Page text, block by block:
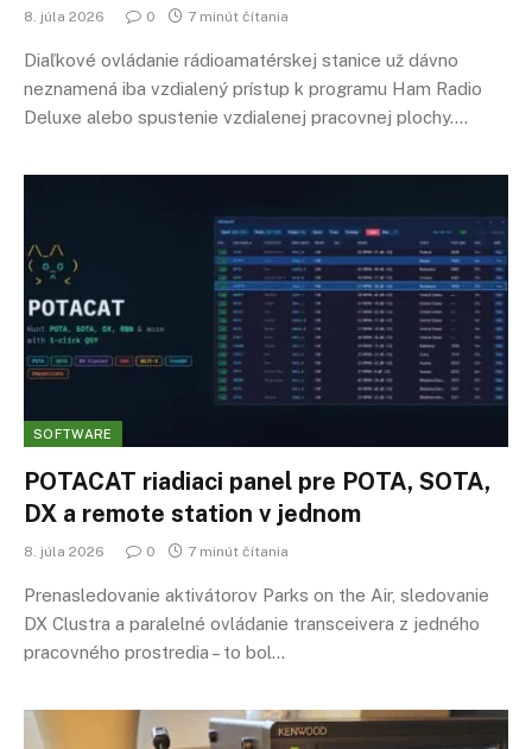
8. júla 2026 0 7 minút čítania
Diaľkové ovládanie rádioamatérskej stanice už dávno
neznamená iba vzdialený prístup k programu Ham Radio
Deluxe alebo spustenie vzdialenej pracovnej plochy.…
SOFTWARE
POTACAT riadiaci panel pre POTA, SOTA,
DX a remote station v jednom
8. júla 2026 0 7 minút čítania
Prenasledovanie aktivátorov Parks on the Air, sledovanie
DX Clustra a paralelné ovládanie transceivera z jedného
pracovného prostredia – to bol…